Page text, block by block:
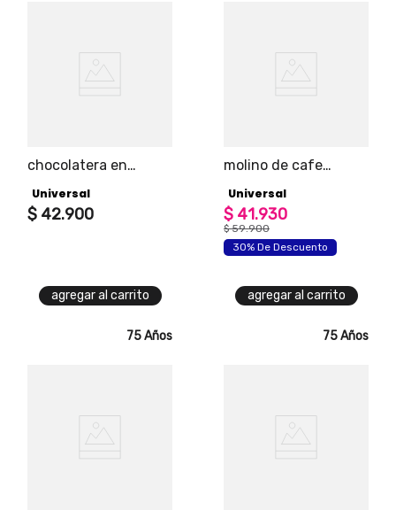
chocolatera en
Universal
$ 42.900
agregar al carrito
molino de cafe
gramos
Universal
$ 41.930
$ 59.900
30% De Descuento
agregar al carrito
75 Años 75 Años